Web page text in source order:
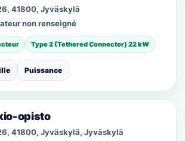
41800, Jyväskylä
non renseigné
Type 2 (Tethered Connector) 22 kW
Puissance
opisto
41800, Jyväskylä, Jyväskylä